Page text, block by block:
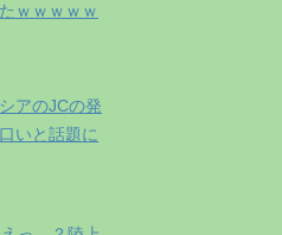
ｗｗｗｗｗ
アのJCの発
いと話題に